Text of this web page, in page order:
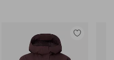
Lägg